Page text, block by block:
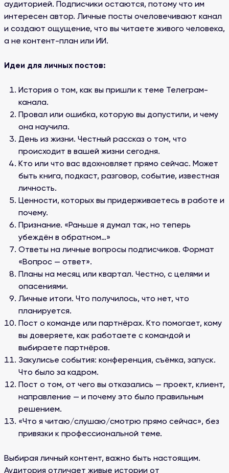
аудиторией. Подписчики остаются, потому что им
интересен автор. Личные посты очеловечивают канал
и создают ощущение, что вы читаете живого человека,
а не контент-план или ИИ.
Идеи для личных постов:
История о том, как вы пришли к теме Телеграм-
канала.
Провал или ошибка, которую вы допустили, и чему
она научила.
День из жизни. Честный рассказ о том, что
происходит в вашей жизни сегодня.
Кто или что вас вдохновляет прямо сейчас. Может
быть книга, подкаст, разговор, событие, известная
личность.
Ценности, которых вы придерживаетесь в работе и
почему.
Признание. «Раньше я думал так, но теперь
убеждён в обратном…»
Ответы на личные вопросы подписчиков. Формат
«Вопрос — ответ».
Планы на месяц или квартал. Честно, с целями и
опасениями.
Личные итоги. Что получилось, что нет, что
планируется.
Пост о команде или партнёрах. Кто помогает, кому
вы доверяете, как работаете с командой и
выбираете партнёров.
Закулисье события: конференция, съёмка, запуск.
Что было за кадром.
Пост о том, от чего вы отказались — проект, клиент,
направление — и почему это было правильным
решением.
«Что я читаю/слушаю/смотрю прямо сейчас», без
привязки к профессиональной теме.
Выбирая личный контент, важно быть настоящим.
Аудитория отличает живые истории от